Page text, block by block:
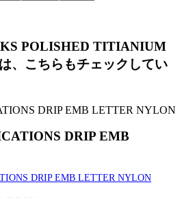
POLISHED TITIANIUM
、こちらもチェックしてい
DRIP EMB
DRIP EMB LETTER NYLON